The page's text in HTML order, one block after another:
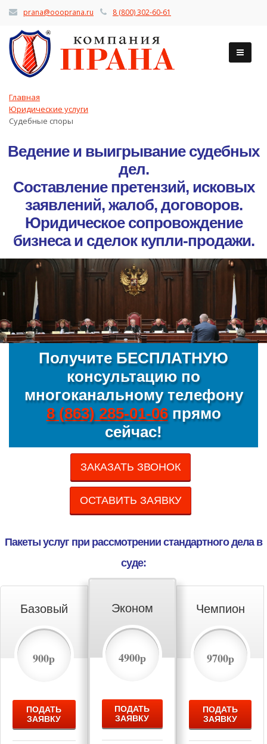
prana@oooprana.ru 8 (800) 302-60-61
Главная
Юридические услуги
Судебные споры
Ведение и выигрывание судебных
дел.
Составление претензий, исковых
заявлений, жалоб, договоров.
Юридическое сопровождение
бизнеса и сделок купли-продажи.
Получите БЕСПЛАТНУЮ
консультацию по
многоканальному телефону
8 (863) 285-01-06прямо
сейчас!
ЗАКАЗАТЬ ЗВОНОК
ОСТАВИТЬ ЗАЯВКУ
Пакеты услуг при рассмотрении стандартного дела в
суде:
Базовый
900р
ПОДАТЬ
ЗАЯВКУ
Эконом
4900р
ПОДАТЬ
ЗАЯВКУ
Чемпион
9700р
ПОДАТЬ
ЗАЯВКУ